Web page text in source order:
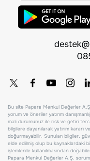
Bu site Papara Menkul Değerler
yorum ve öneriler yatırım
mali durumunuz ile risk ve getiri
bilgilere dayanılarak yatırım
doğurmayabilir. Sunulan bilgiler,
elde edilmiş olup bu kaynaklardaki
işlemlerde kullanılmasından
Papara Menkul Değerler A.Ş.